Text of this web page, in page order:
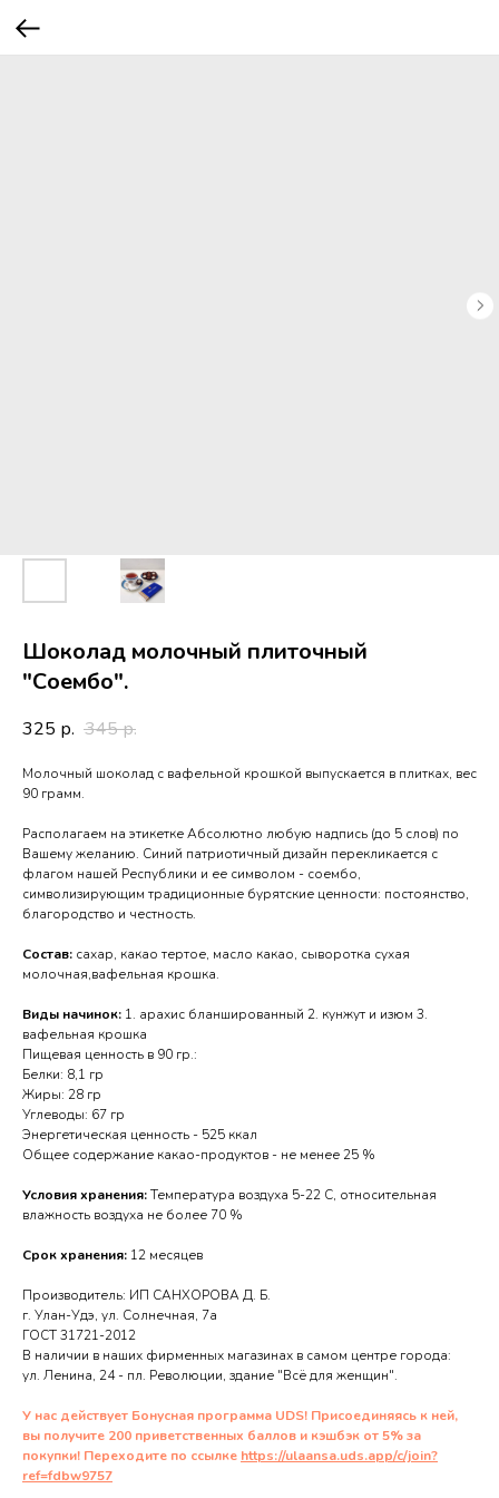
Шоколад молочный плиточный
"Соембо".
325 р. 345р.
Молочный шоколад с вафельной крошкой выпускается в плитках, вес
90 грамм.
Располагаем на этикетке Абсолютно любую надпись (до 5 слов) по
Вашему желанию. Синий патриотичный дизайн перекликается с
флагом нашей Республики и ее символом - соембо,
символизирующим традиционные бурятские ценности: постоянство,
благородство и честность.
Состав: сахар, какао тертое, масло какао, сыворотка сухая
молочная,вафельная крошка.
Виды начинок: 1. арахис бланшированный 2. кунжут и изюм 3.
вафельная крошка
Пищевая ценность в 90 гр.:
Белки: 8,1 гр
Жиры: 28 гр
Углеводы: 67 гр
Энергетическая ценность - 525 ккал
Общее содержание какао-продуктов - не менее 25 %
Условия хранения:Температура воздуха 5-22 С, относительная
влажность воздуха не более 70 %
Срок хранения: 12 месяцев
Производитель: ИП САНХОРОВА Д. Б.
г. Улан-Удэ, ул. Солнечная, 7а
ГОСТ 31721-2012
В наличии в наших фирменных магазинах в самом центре города:
ул. Ленина, 24 - пл. Революции, здание "Всё для женщин".
У нас действует Бонусная программа UDS! Присоединяясь к ней,
вы получите 200 приветственных баллов и кэшбэк от 5% за
покупки! Переходите по ссылке https://ulaansa.uds.app/c/join?
ref=fdbw9757